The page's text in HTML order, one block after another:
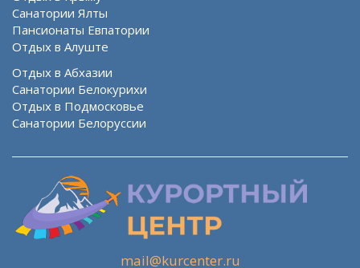
Санатории Ялты
Пансионаты Евпатории
Отдых в Алуште
Отдых в Абхазии
Санатории Белокурихи
Отдых в Подмосковье
Санатории Белоруссии
mail@kurcenter.ru